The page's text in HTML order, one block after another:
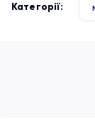
Категорії: